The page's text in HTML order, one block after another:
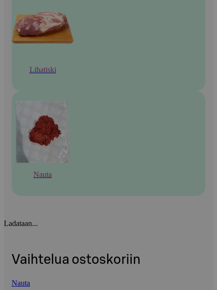
Lihatiski
Nauta
Ladataan...
Vaihtelua ostoskoriin
Nauta